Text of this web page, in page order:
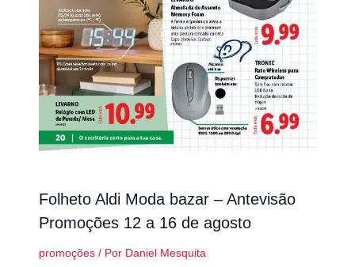
Folheto Aldi Moda bazar – Antevisão
Promoções 12 a 16 de agosto
promoções/ Por Daniel Mesquita